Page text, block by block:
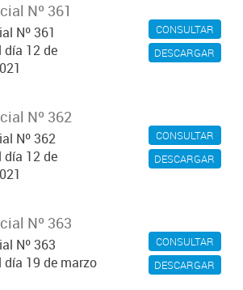
CONSULTAR
DESCARGAR
Nº 361
Nº 361
día 12 de
CONSULTAR
DESCARGAR
Nº 362
Nº 362
día 12 de
CONSULTAR
DESCARGAR
Nº 363
Nº 363
19 de marzo